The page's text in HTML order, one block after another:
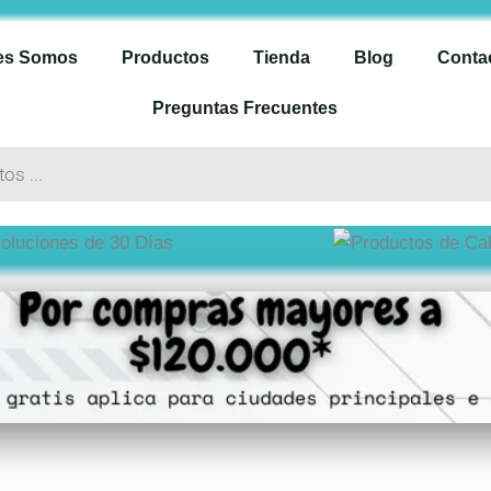
Somos Productos Tienda Blog
Preguntas Frecuentes